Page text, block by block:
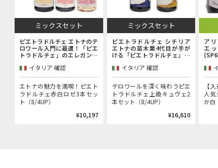
ミックスセット
ピエトラドルチェ エトナのテ
ロワール入門に最適！「ピエ
トラドルチェ」のエレガンス
ェ赤白ロゼ3本セット
イタリア 確認
エトナの魅力を満喫！ピエト
ラドルチェ赤白ロゼ3本セッ
ト（8/4UP）
¥10,197
ミックスセット
ピエトラドルチェ シチリア
エトナの苗木業4代目が手が
ける「ピエトラドルチェ」上
イタリア 確認
テロワールを深く味わうピエ
トラドルチェ上級キュヴェ2
本セット（8/4UP）
¥16,610
ア
エ
【
人気
か白